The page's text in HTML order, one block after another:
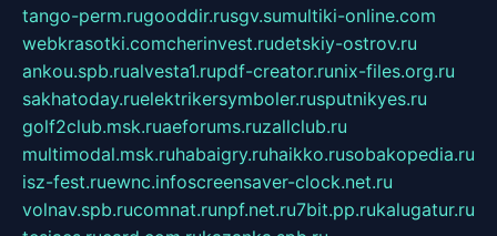
tango-perm.rugooddir.rusgv.sumultiki-online.com
webkrasotki.comcherinvest.rudetskiy-ostrov.ru
ankou.spb.rualvesta1.rupdf-creator.runix-files.org.ru
sakhatoday.ruelektrikersymboler.rusputnikyes.ru
golf2club.msk.ruaeforums.ruzallclub.ru
multimodal.msk.ruhabaigry.ruhaikko.rusobakopedia.ru
isz-fest.ruewnc.infoscreensaver-clock.net.ru
volnav.spb.rucomnat.runpf.net.ru7bit.pp.rukalugatur.ru